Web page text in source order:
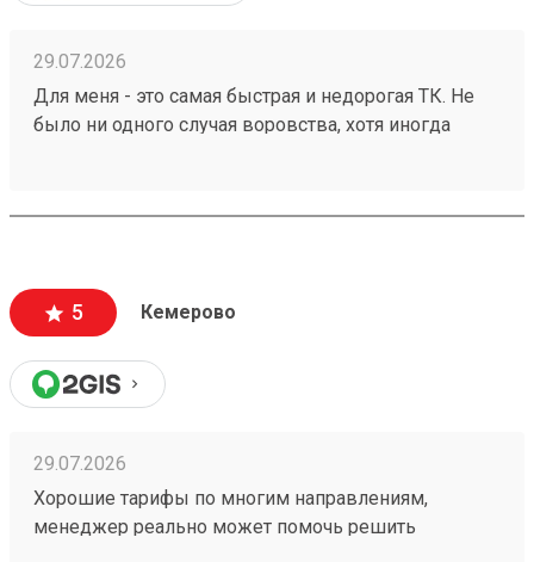
29.07.2026
Для меня - это самая быстрая и недорогая ТК. Не
было ни одного случая воровства, хотя иногда
Рекомендую! Заказ №260696916 доставлен за 1(!)
5 Кемерово
29.07.2026
Хорошие тарифы по многим направлениям,
менеджер реально может помочь решить